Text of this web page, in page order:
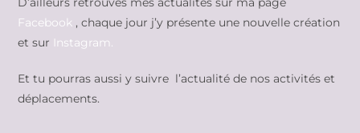
Facebook , chaque jour j’y présente une nouvelle création
et sur Instagram.
Et tu pourras aussi y suivre l’actualité de nos activités et
déplacements.